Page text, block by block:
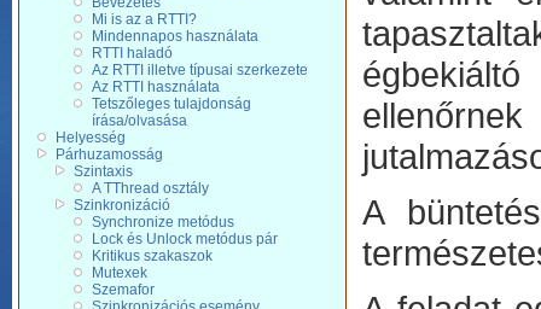
Mi is az a RTTI?
Mindennapos használata
RTTI haladó
Az RTTI illetve típusai szerkezete
Az RTTI használata
Tetszőleges tulajdonság
írása/olvasása
Helyesség
Párhuzamosság
Szintaxis
A TThread osztály
Szinkronizáció
Synchronize metódus
Lock és Unlock metódus pár
Kritikus szakaszok
Mutexek
Szemafor
A